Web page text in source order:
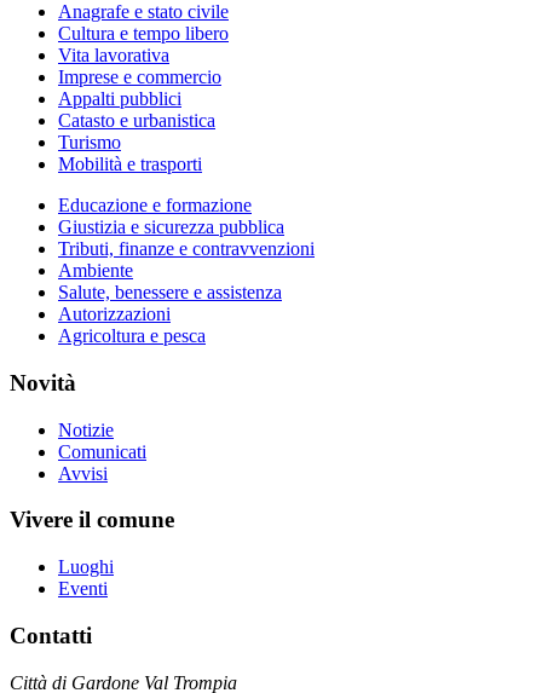
Anagrafe e stato civile
Cultura e tempo libero
Vita lavorativa
Imprese e commercio
Appalti pubblici
Catasto e urbanistica
Turismo
Mobilità e trasporti
Educazione e formazione
Giustizia e sicurezza pubblica
Tributi, finanze e contravvenzioni
Ambiente
Salute, benessere e assistenza
Autorizzazioni
Agricoltura e pesca
Novità
Notizie
Comunicati
Avvisi
Vivere il comune
Luoghi
Eventi
Contatti
Città di Gardone Val Trompia